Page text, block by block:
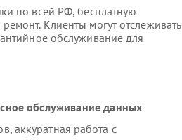
по всей РФ, бесплатную
Клиенты могут отслеживать
обслуживание для
обслуживание данных
аккуратная работа с